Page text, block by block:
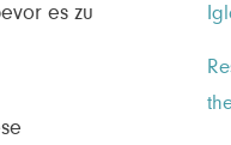
es zu